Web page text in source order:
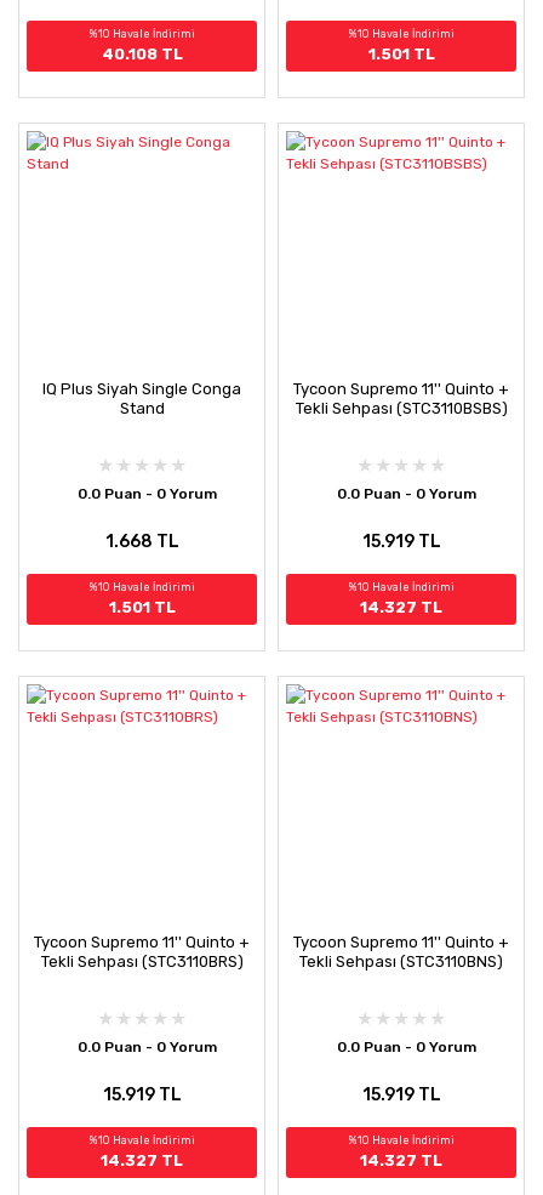
%10 Havale İndirimi
40.108 TL
%10 Havale İndirimi
1.501 TL
IQ Plus Siyah Single Conga
Stand
0.0 Puan - 0 Yorum
1.668 TL
%10 Havale İndirimi
1.501 TL
Tycoon Supremo 11'' Quinto +
Tekli Sehpası (STC3110BSBS)
0.0 Puan - 0 Yorum
15.919 TL
%10 Havale İndirimi
14.327 TL
Tycoon Supremo 11'' Quinto +
Tekli Sehpası (STC3110BRS)
0.0 Puan - 0 Yorum
15.919 TL
%10 Havale İndirimi
14.327 TL
Tycoon Supremo 11'' Quinto +
Tekli Sehpası (STC3110BNS)
0.0 Puan - 0 Yorum
15.919 TL
%10 Havale İndirimi
14.327 TL